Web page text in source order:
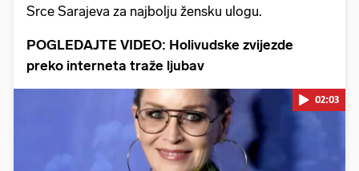
Srce Sarajeva za najbolju žensku ulogu.
POGLEDAJTE VIDEO: Holivudske zvijezde
preko interneta traže ljubav
02:03